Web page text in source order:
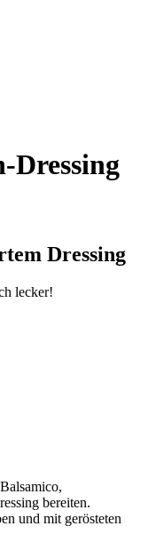
Dressing
Dressing
lecker!
bereiten.
und mit gerösteten